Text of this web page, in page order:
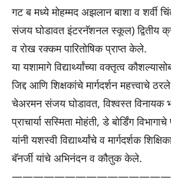
गट ब मध्ये मोहम्मद अझलान बाशा व शर्वी
संजय घोडावत इंटरनॅशनल स्कूल) द्वितीय
व रोख रक्कम पारितोषिक प्राप्त केले.
या यशामागे विद्यार्थ्यांच्या वक्तृत्व
जिद्द आणि शिक्षकांचे मार्गदर्शन महत्त्वाचे
चेअरमन संजय घोडावत, विश्वस्त विनायक
प्राचार्या सस्मिता मोहंती, डे बोर्डिंग
यांनी यशस्वी विद्यार्थ्यांचे व मार्गदर्शक
बॅनर्जी यांचे अभिनंदन व कौतुक केले.